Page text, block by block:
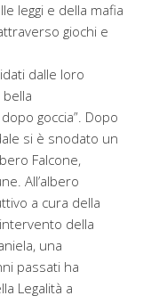
leggi e della mafia
giochi e
dalle loro
goccia”. Dopo
si è snodato un
Falcone,
All’albero
a cura della
della
una
passati ha
Legalità a